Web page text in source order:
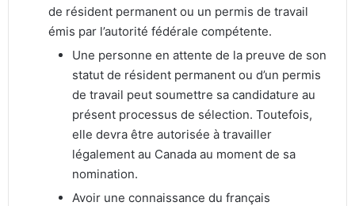
de résident permanent ou un permis de travail
émis par l’autorité fédérale compétente.
Une personne en attente de la preuve de son
statut de résident permanent ou d’un permis
de travail peut soumettre sa candidature au
présent processus de sélection. Toutefois,
elle devra être autorisée à travailler
légalement au Canada au moment de sa
nomination.
Avoir une connaissance du français